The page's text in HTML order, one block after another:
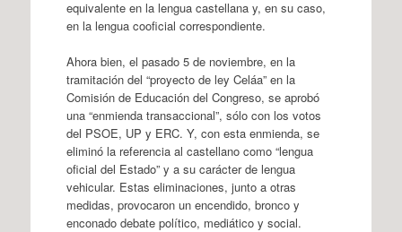
equivalente en la lengua castellana y, en su caso,
en la lengua cooficial correspondiente.
Ahora bien, el pasado 5 de noviembre, en la
tramitación del “proyecto de ley Celáa” en la
Comisión de Educación del Congreso, se aprobó
una “enmienda transaccional”, sólo con los votos
del PSOE, UP y ERC. Y, con esta enmienda, se
eliminó la referencia al castellano como “lengua
oficial del Estado” y a su carácter de lengua
vehicular. Estas eliminaciones, junto a otras
medidas, provocaron un encendido, bronco y
enconado debate político, mediático y social.